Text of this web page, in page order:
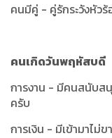
คนมีคู่ - คู่รักระวังหัว
คนเกิดวันพฤหัสบดี
การงาน - มีคนสนับส
ครับ
การเงิน - มีเข้ามาไม่